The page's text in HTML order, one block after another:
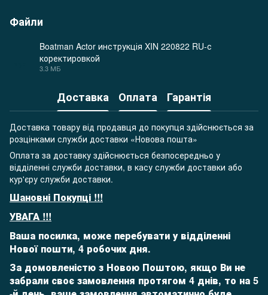
Файли
Boatman Actor инструкція XIN 220822 RU-с
коректировкой
3.3 МБ
Доставка Оплата Гарантія
Доставка товару від продавця до покупця здійснюється за
розцінками служби доставки «Новова пошта»
Оплата за доставку здійснюється безпосередньо у
відділенні служби доставки, в касу служби доставки або
кур'єру служби доставки.
Шановні Покупці !!!
УВАГА !!!
Ваша посилка, може перебувати у відділенні
Нової пошти, 4 робочих дня.
За домовленістю з Новою Поштою, якщо Ви не
забрали своє замовлення протягом 4 днів, то на 5